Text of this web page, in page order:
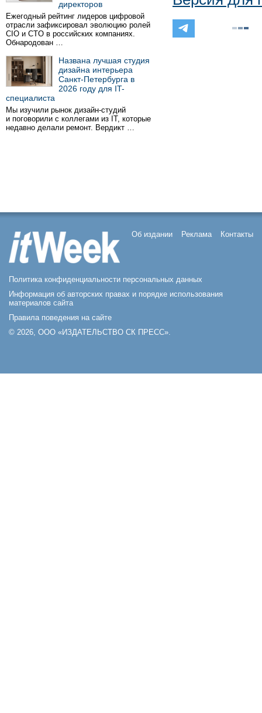
директоров
Ежегодный рейтинг лидеров цифровой
отрасли зафиксировал эволюцию ролей
CIO и CTO в российских компаниях.
Обнародован …
Названа лучшая студия
дизайна интерьера
Санкт-Петербурга в
2026 году для IT-
специалиста
Мы изучили рынок дизайн-студий
и поговорили с коллегами из IT, которые
недавно делали ремонт. Вердикт …
Об издании Реклама Контакты
Политика конфиденциальности персональных данных
Информация об авторских правах и порядке использования
материалов сайта
Правила поведения на сайте
© 2026, ООО «ИЗДАТЕЛЬСТВО СК ПРЕСС».